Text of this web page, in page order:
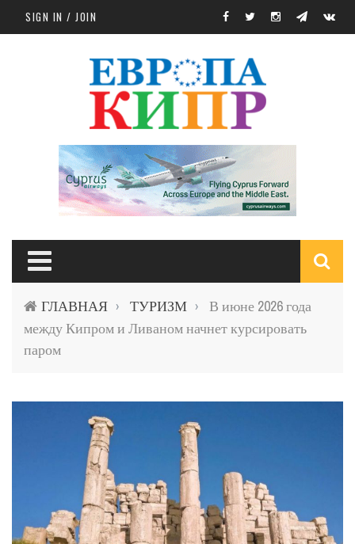
Skip to main content
SIGN IN / JOIN
ГЛАВНАЯ › ТУРИЗМ ›
В июне 2026 года
между Кипром и Ливаном начнет курсировать
паром